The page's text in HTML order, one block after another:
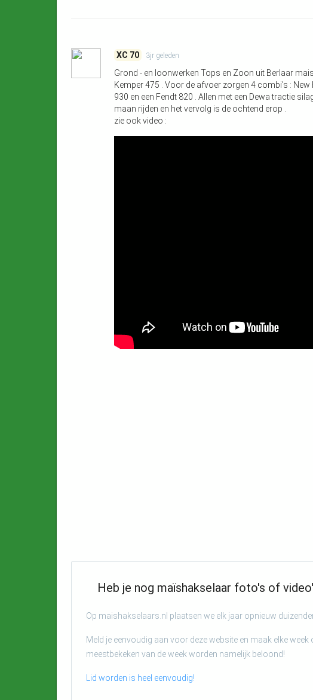
XC 70 3jr geleden
Grond - en loonwerken Tops en Zoon uit Berlaar
Kemper 475 . Voor de afvoer zorgen 4 combi's :
930 en een Fendt 820 . Allen met een Dewa tractie
maan rijden en het vervolg is de ochtend erop .
zie ook video :
Heb je nog maïshakselaar foto's of
Op maishakselaars.nl plaatsen we elk jaar opnieuw
Meld je eenvoudig aan voor deze website en maak elke
meestbekeken van de week worden namelijk beloond!
Lid worden is heel eenvoudig!